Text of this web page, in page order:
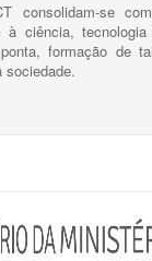
consolidam-se
à ciência,
formação de
sociedade.